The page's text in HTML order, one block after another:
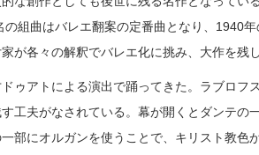
組曲はバレエ翻案の定番曲となり、1940
が各々の解釈でバレエ化に挑み、大作を残し
ゥアトによる演出で踊ってきた。ラブロフ
工夫がなされている。幕が開くとダンテの
部にオルガンを使うことで、キリスト教色